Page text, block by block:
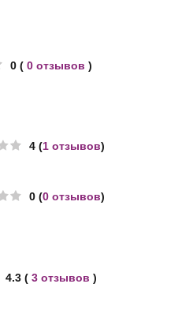
0 ( 0 отзывов )
4 (1 отзывов)
0 (0 отзывов)
4.3 ( 3 отзывов )